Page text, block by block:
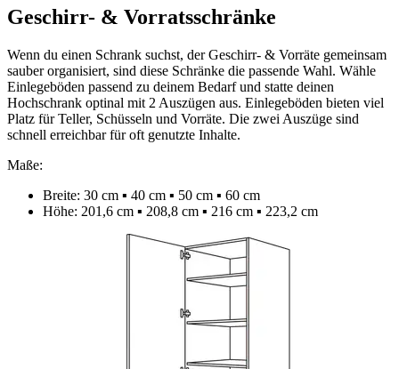
Geschirr- & Vorratsschränke
Wenn du einen Schrank suchst, der Geschirr- & Vorräte gemeinsam
sauber organisiert, sind diese Schränke die passende Wahl. Wähle
Einlegeböden passend zu deinem Bedarf und statte deinen
Hochschrank optinal mit 2 Auszügen aus. Einlegeböden bieten viel
Platz für Teller, Schüsseln und Vorräte. Die zwei Auszüge sind
schnell erreichbar für oft genutzte Inhalte.
Maße:
Breite: 30 cm ▪ 40 cm ▪ 50 cm ▪ 60 cm
Höhe: 201,6 cm ▪ 208,8 cm ▪ 216 cm ▪ 223,2 cm